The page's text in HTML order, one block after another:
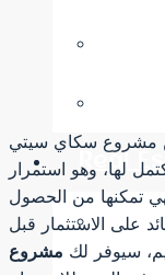
Real
مشروع سكاي سيتي
لها، وهو استمرار
تمكنها من الحصول
على الاستثمار قبل
سيوفر لك مشروع